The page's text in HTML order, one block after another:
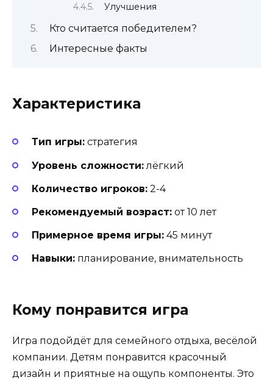
Улучшения
Кто считается победителем?
Интересные факты
Характеристика
Тип игры: стратегия
Уровень сложности: лёгкий
Количество игроков: 2-4
Рекомендуемый возраст: от 10 лет
Примерное время игры: 45 минут
Навыки: планирование, внимательность
Кому понравится игра
Игра подойдёт для семейного отдыха, весёлой
компании. Детям понравится красочный
дизайн и приятные на ощупь компоненты. Это